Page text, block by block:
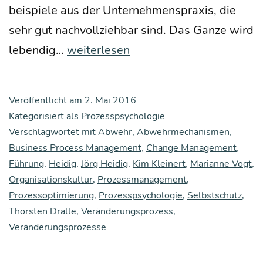
bei­spie­le aus der Unter­neh­mens­pra­xis, die
sehr gut nach­voll­zieh­bar sind. Das Gan­ze wird
leben­dig… Rezen­
zu
unse­
rem
Buch
„Pro­
zess­
psy­
weiterlesen
Veröffentlicht am 2. Mai 2016
Kategorisiert als Prozesspsychologie
Verschlagwortet mitAbwehr, Abwehrmechanismen,
Business Process Management, Change Management,
Führung, Heidig, Jörg Heidig, Kim Kleinert, Marianne Vogt,
Organisationskultur, Prozessmanagement,
Prozessoptimierung, Prozesspsychologie, Selbstschutz,
Thorsten Dralle, Veränderungsprozess,
Veränderungsprozesse